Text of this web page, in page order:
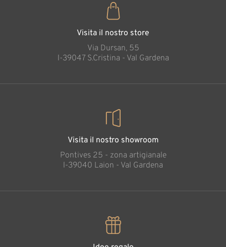
Visita il nostro store
Via Dursan, 55
l-39047 S.Cristina - Val Gardena
Visita il nostro showroom
Pontives 25 - zona artigianale
l-39040 Laion - Val Gardena